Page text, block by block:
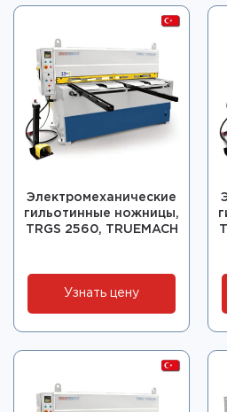
Электромеханические
гильотинные ножницы,
TRGS 2560, TRUEMACH
Узнать цену